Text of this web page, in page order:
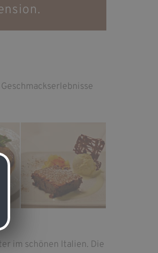
im schönen Italien. Die